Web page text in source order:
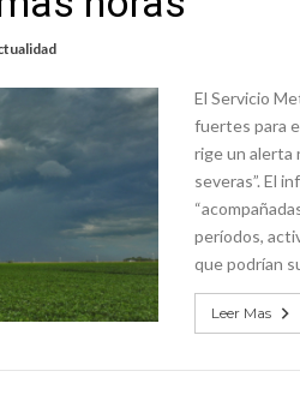
De Benedictis aclara los mitos y
El Servicio
fuertes para
rige un alerta
severas”. El
períodos,
que podrían
Leer Mas